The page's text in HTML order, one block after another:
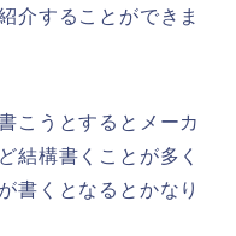
介することができま
こうとするとメーカ
結構書くことが多く
書くとなるとかなり